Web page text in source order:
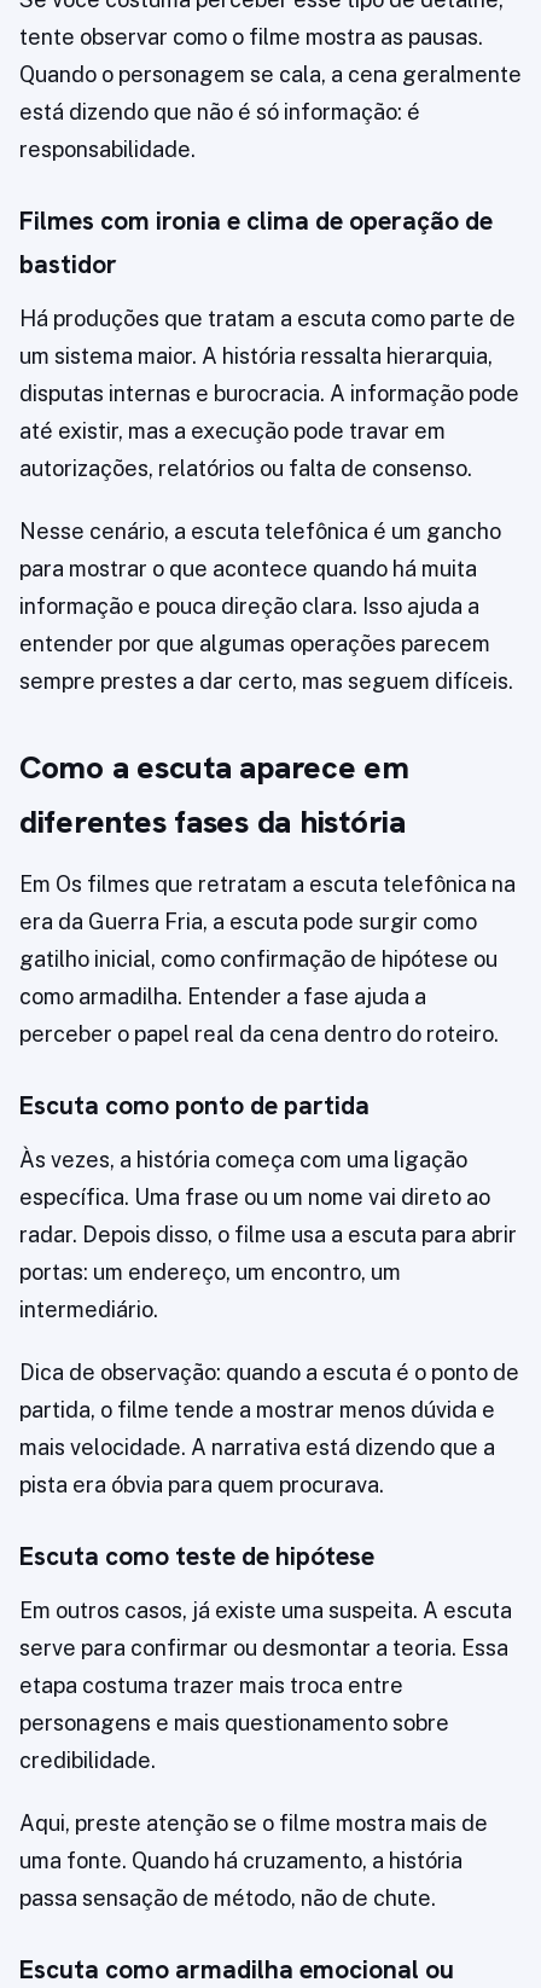
tente observar como o filme mostra as pausas.
Quando o personagem se cala, a cena geralmente
está dizendo que não é só informação: é
responsabilidade.
Filmes com ironia e clima de operação de
bastidor
Há produções que tratam a escuta como parte de
um sistema maior. A história ressalta hierarquia,
disputas internas e burocracia. A informação pode
até existir, mas a execução pode travar em
autorizações, relatórios ou falta de consenso.
Nesse cenário, a escuta telefônica é um gancho
para mostrar o que acontece quando há muita
informação e pouca direção clara. Isso ajuda a
entender por que algumas operações parecem
sempre prestes a dar certo, mas seguem difíceis.
Como a escuta aparece em
diferentes fases da história
Em Os filmes que retratam a escuta telefônica na
era da Guerra Fria, a escuta pode surgir como
gatilho inicial, como confirmação de hipótese ou
como armadilha. Entender a fase ajuda a
perceber o papel real da cena dentro do roteiro.
Escuta como ponto de partida
Às vezes, a história começa com uma ligação
específica. Uma frase ou um nome vai direto ao
radar. Depois disso, o filme usa a escuta para abrir
portas: um endereço, um encontro, um
intermediário.
Dica de observação: quando a escuta é o ponto de
partida, o filme tende a mostrar menos dúvida e
mais velocidade. A narrativa está dizendo que a
pista era óbvia para quem procurava.
Escuta como teste de hipótese
Em outros casos, já existe uma suspeita. A escuta
serve para confirmar ou desmontar a teoria. Essa
etapa costuma trazer mais troca entre
personagens e mais questionamento sobre
credibilidade.
Aqui, preste atenção se o filme mostra mais de
uma fonte. Quando há cruzamento, a história
passa sensação de método, não de chute.
Escuta como armadilha emocional ou